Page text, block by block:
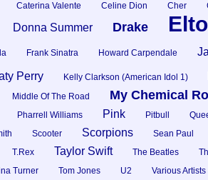
Caterina Valente Celine Dion Cher
Donna Summer Drake
Frank Sinatra Howard Carpendale
Perry Kelly Clarkson (American Idol 1)
Middle Of The Road My Chemical
Pharrell Williams Pink Pitbull
Scooter Scorpions Sean Paul
T.Rex Taylor Swift The Beatles
Turner Tom Jones U2 Various Artists